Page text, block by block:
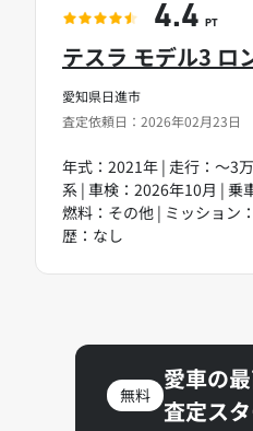
愛知県日進市
査定依頼日：2026年02月23日
テスラ モデル3 ロ
年式：2021年 | 走行：～3
系 | 車検：2026年10月 | 乗
燃料：その他 | ミッション
歴：なし
4.4 PT
無料
愛車の
査定ス